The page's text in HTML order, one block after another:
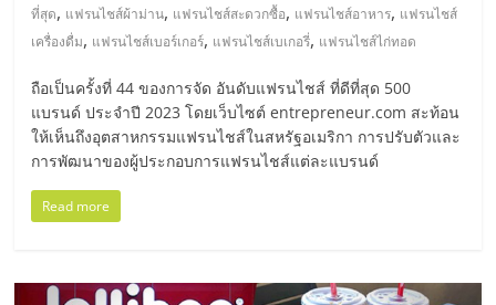
แฟ
รน
ไชส์
แฟ
รน
ที่สุด, แฟรนไชส์ผ้าม่าน, แฟรนไชส์สะดวกซื้อ, แฟรนไชส์อาหาร, แฟรนไชส์
เครื่องดื่ม, แฟรนไชส์เบอร์เกอร์, แฟรนไชส์เบเกอรี่, แฟรนไชส์ไก่ทอด
ถือเป็นครั้งที่ 44 ของการจัด อันดับแฟรนไชส์ ที่ดีที่สุด 500
แบรนด์ ประจำปี 2023 โดยเว็บไซต์ entrepreneur.com สะท้อน
ให้เห็นถึงอุตสาหกรรมแฟรนไชส์ในสหรัฐอเมริกา การปรับตัวและ
การพัฒนาของผู้ประกอบการแฟรนไชส์แต่ละแบรนด์
Read more